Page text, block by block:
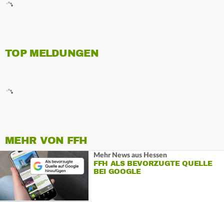
TOP MELDUNGEN
MEHR VON FFH
Mehr News aus Hessen
FFH ALS BEVORZUGTE QUELLE
BEI GOOGLE